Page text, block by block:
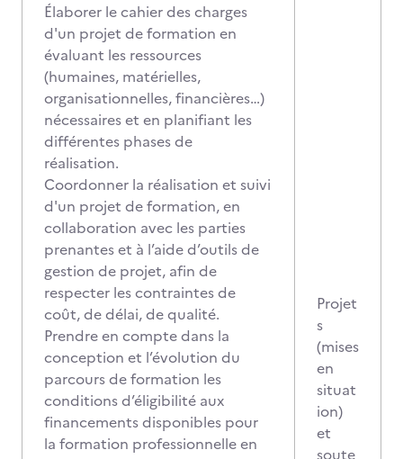
Élaborer le cahier des charges
d'un projet de formation en
évaluant les ressources
(humaines, matérielles,
organisationnelles, financières…)
nécessaires et en planifiant les
différentes phases de
réalisation.
Coordonner la réalisation et suivi
d'un projet de formation, en
collaboration avec les parties
prenantes et à l’aide d’outils de
gestion de projet, afin de
respecter les contraintes de
coût, de délai, de qualité.
Prendre en compte dans la
conception et l’évolution du
parcours de formation les
conditions d’éligibilité aux
financements disponibles pour
la formation professionnelle en
Projet
s
(mises
en
situat
ion)
et
soute